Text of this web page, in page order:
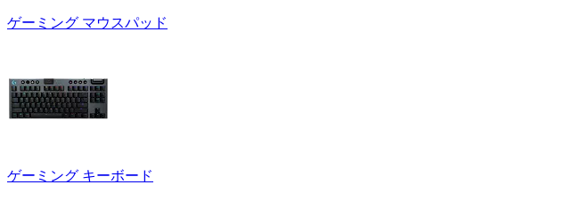
ゲーミング マウスパッド
ゲーミング キーボード